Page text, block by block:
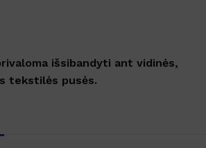
išsibandyti ant vidinės,
tekstilės pusės.